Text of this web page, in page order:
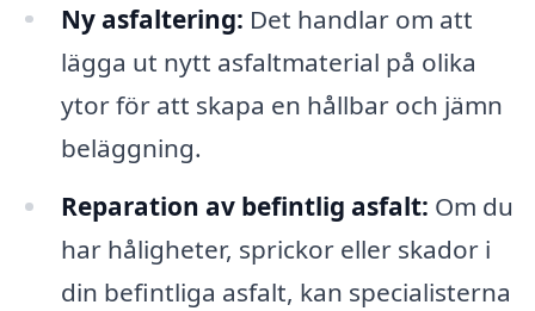
Ny asfaltering: Det handlar om att
lägga ut nytt asfaltmaterial på olika
ytor för att skapa en hållbar och jämn
beläggning.
Reparation av befintlig asfalt: Om du
har håligheter, sprickor eller skador i
din befintliga asfalt, kan specialisterna